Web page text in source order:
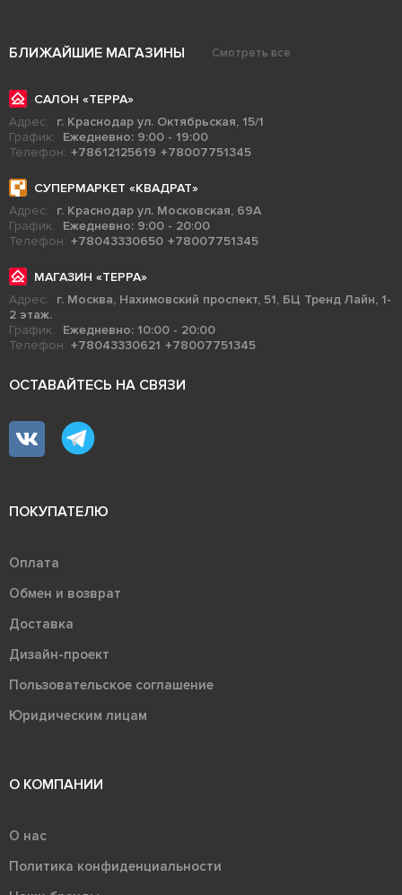
БЛИЖАЙШИЕ МАГАЗИНЫ Смотреть все
САЛОН «ТЕРРА»
Адрес:
г. Краснодар ул. Октябрьская, 15/1
График:
Ежедневно: 9:00 - 19:00
Телефон: +78612125619 +78007751345
СУПЕРМАРКЕТ «КВАДРАТ»
Адрес:
г. Краснодар ул. Московская, 69А
График:
Ежедневно: 9:00 - 20:00
Телефон: +78043330650 +78007751345
МАГАЗИН «ТЕРРА»
Адрес:
г. Москва, Нахимовский проспект, 51, БЦ Тренд Лайн, 1-
2 этаж.
График:
Ежедневно: 10:00 - 20:00
Телефон: +78043330621 +78007751345
ОСТАВАЙТЕСЬ НА СВЯЗИ
ПОКУПАТЕЛЮ
Оплата
Обмен и возврат
Доставка
Дизайн-проект
Пользовательское соглашение
Юридическим лицам
О КОМПАНИИ
О нас
Политика конфиденциальности